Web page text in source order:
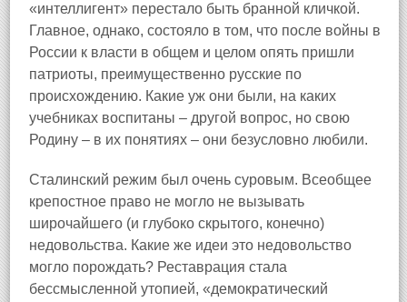
«интеллигент» перестало быть бранной кличкой.
Главное, однако, состояло в том, что после войны в
России к власти в общем и целом опять пришли
патриоты, преимущественно русские по
происхождению. Какие уж они были, на каких
учебниках воспитаны – другой вопрос, но свою
Родину – в их понятиях – они безусловно любили.
Сталинский режим был очень суровым. Всеобщее
крепостное право не могло не вызывать
широчайшего (и глубоко скрытого, конечно)
недовольства. Какие же идеи это недовольство
могло порождать? Реставрация стала
бессмысленной утопией, «демократический